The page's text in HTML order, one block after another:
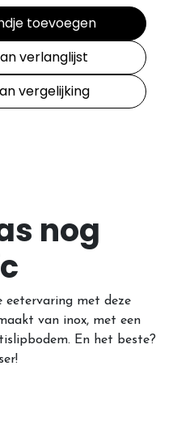
toevoegen
vergelijking
verlanglijst
nog
eetervaring met deze
van inox, met een
En het beste?